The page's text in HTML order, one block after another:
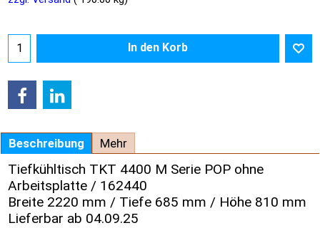
In den Korb
Beschreibung Mehr
Tiefkühltisch TKT 4400 M Serie POP ohne
Arbeitsplatte / 162440
Breite 2220 mm / Tiefe 685 mm / Höhe 810 mm
Lieferbar ab 04.09.25